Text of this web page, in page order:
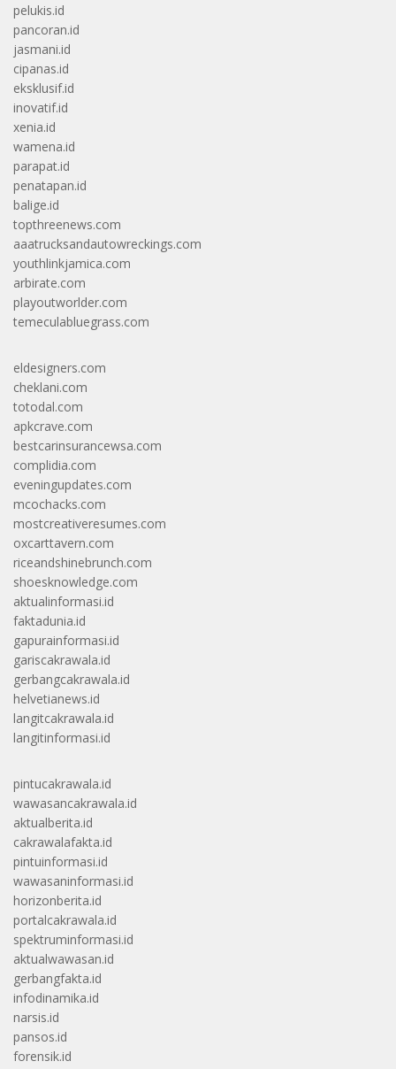
pelukis.id
pancoran.id
jasmani.id
cipanas.id
eksklusif.id
inovatif.id
xenia.id
wamena.id
parapat.id
penatapan.id
balige.id
topthreenews.com
aaatrucksandautowreckings.com
youthlinkjamica.com
arbirate.com
playoutworlder.com
temeculabluegrass.com
eldesigners.com
cheklani.com
totodal.com
apkcrave.com
bestcarinsurancewsa.com
complidia.com
eveningupdates.com
mcochacks.com
mostcreativeresumes.com
oxcarttavern.com
riceandshinebrunch.com
shoesknowledge.com
aktualinformasi.id
faktadunia.id
gapurainformasi.id
gariscakrawala.id
gerbangcakrawala.id
helvetianews.id
langitcakrawala.id
langitinformasi.id
pintucakrawala.id
wawasancakrawala.id
aktualberita.id
cakrawalafakta.id
pintuinformasi.id
wawasaninformasi.id
horizonberita.id
portalcakrawala.id
spektruminformasi.id
aktualwawasan.id
gerbangfakta.id
infodinamika.id
narsis.id
pansos.id
forensik.id